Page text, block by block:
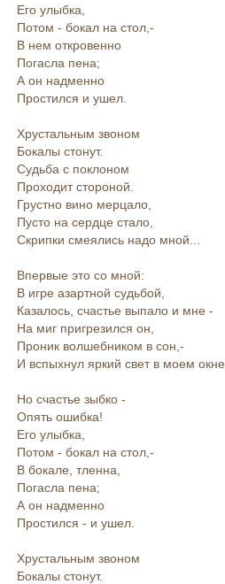
Его улыбка,
Потом - бокал на стол,-
В нем откровенно
Погасла пена;
А он надменно
Простился и ушел.
Хрустальным звоном
Бокалы стонут.
Судьба с поклоном
Проходит стороной.
Грустно вино мерцало,
Пусто на сердце стало,
Скрипки смеялись надо мной...
Впервые это со мной:
В игре азартной судьбой,
Казалось, счастье выпало и мне -
На миг пригрезился он,
Проник волшебником в сон,-
И вспыхнул яркий свет в моем окне.
Но счастье зыбко -
Опять ошибка!
Его улыбка,
Потом - бокал на стол,-
В бокале, тленна,
Погасла пена;
А он надменно
Простился - и ушел.
Хрустальным звоном
Бокалы стонут.